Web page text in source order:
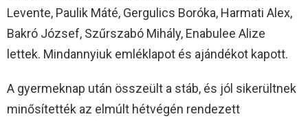
Levente, Paulik Máté, Gergulics Boróka, Harmati Alex,
Bakró József, Szűrszabó Mihály, Enabulee Alize
lettek. Mindannyiuk emléklapot és ajándékot kapott.
A gyermeknap után összeült a stáb, és jól sikerültnek
minősítették az elmúlt hétvégén rendezett